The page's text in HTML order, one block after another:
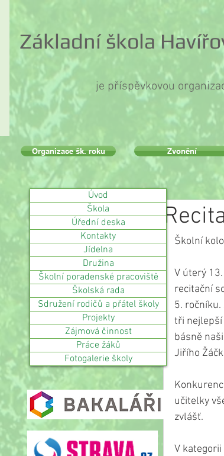
Základní škola
je příspěvkovou
Školní
V úterý
recitační
5.
tři nejlepší
básně
Jiřího
učitelky
zvlášť.
V kategorii
Organizace šk. roku Zvonění
Úvod
Škola
Úřední deska
Kontakty
Jídelna
Družina
Školní poradenské pracoviště
Školská rada
Sdružení rodičů a přátel školy
Projekty
Zájmová činnost
Práce žáků
Fotogalerie školy